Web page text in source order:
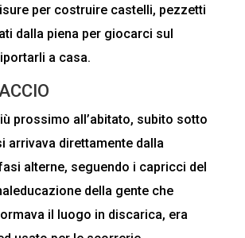
per costruire castelli, pezzetti
dalla piena per giocarci sul
a casa.
prossimo all’abitato, subito sotto
arrivava direttamente dalla
alterne, seguendo i capricci del
della gente che
il luogo in discarica, era